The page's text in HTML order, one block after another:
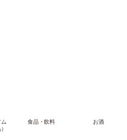
食品・飲料 お酒